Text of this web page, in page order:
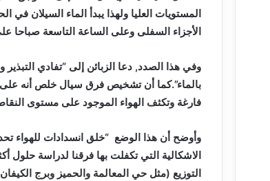
المستويات العليا ولهذا يبدأ الماء
الأجزاء السفلى وعلى الساعة التاسعة صباحا
وفي هذا الصدد, دعا الزبائن إلى “تفادي
بالماء”.كما أن تشخيص فرق سيال خلص أنه على
فارغة وتكثف الهواء الموجود على مستوى
وأوضح أن هذا الوضع “خلق انسدادات للهواء
الاشكالية التي تكفلت بها فرقنا لدراسة حلول
التوزيع (مثل حي المعالمة والحميز وبرج